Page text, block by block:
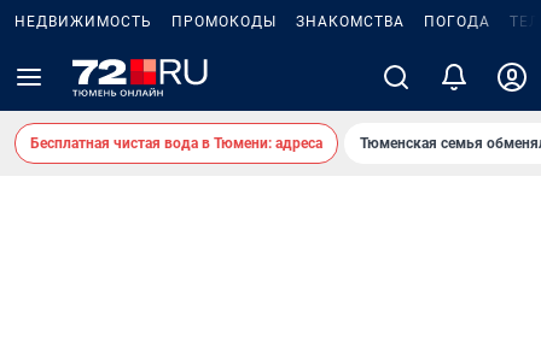
НЕДВИЖИМОСТЬ ПРОМОКОДЫ ЗНАКОМСТВА ПОГОДА
Бесплатная чистая вода в Тюмени: адреса Тюменская семья